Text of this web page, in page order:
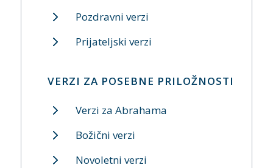
Pozdravni verzi
Prijateljski verzi
VERZI ZA POSEBNE PRILOŽNOSTI
Verzi za Abrahama
Božični verzi
Novoletni verzi